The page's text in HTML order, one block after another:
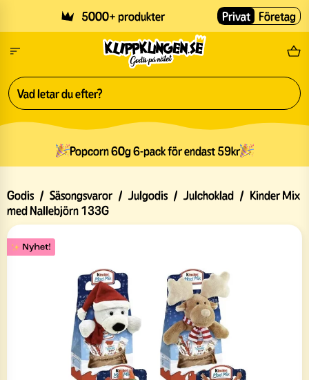
5000+ produkter Fri
Privat Företag
Popcorn 60g 6-pack för endast 59kr
Godis / Säsongsvaror / Julgodis / Julchoklad / Kinder Mix
med Nallebjörn 133G